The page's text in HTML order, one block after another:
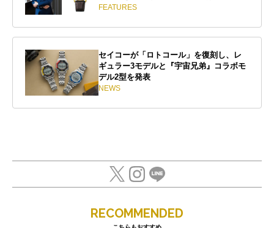
FEATURES
セイコーが「ロトコール」を復刻し、レ
ギュラー3モデルと『宇宙兄弟』コラボモ
デル2型を発表
NEWS
RECOMMENDED